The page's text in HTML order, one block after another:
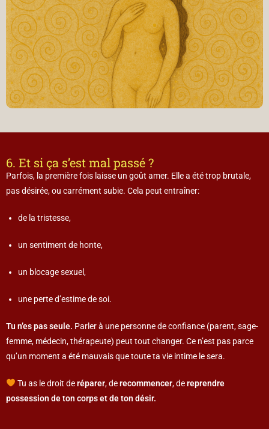
6. Et si ça s’est mal passé ?
Parfois, la première fois laisse un goût amer. Elle a été trop brutale,
pas désirée, ou carrément subie. Cela peut entraîner:
de la tristesse,
un sentiment de honte,
un blocage sexuel,
une perte d’estime de soi.
Tu n’es pas seule. Parler à une personne de confiance (parent, sage-
femme, médecin, thérapeute) peut tout changer. Ce n’est pas parce
qu’un moment a été mauvais que toute ta vie intime le sera.
Tu as le droit deréparer, derecommencer, dereprendre
possession de ton corps et de ton désir.